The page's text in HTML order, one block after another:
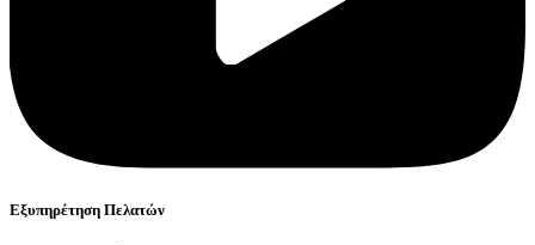
Εξυπηρέτηση Πελατών